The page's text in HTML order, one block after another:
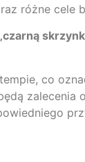
różne cele
co